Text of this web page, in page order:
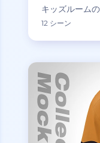
キッズルーム
12 シーン